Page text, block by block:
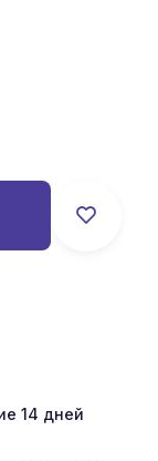
14 дней